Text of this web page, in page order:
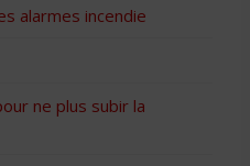
alarmes incendie
ne plus subir la